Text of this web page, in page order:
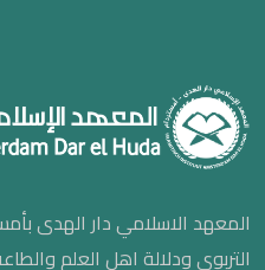
المعهد الاسلامي دار الهدى
التربوي ودلالة اهل العلم